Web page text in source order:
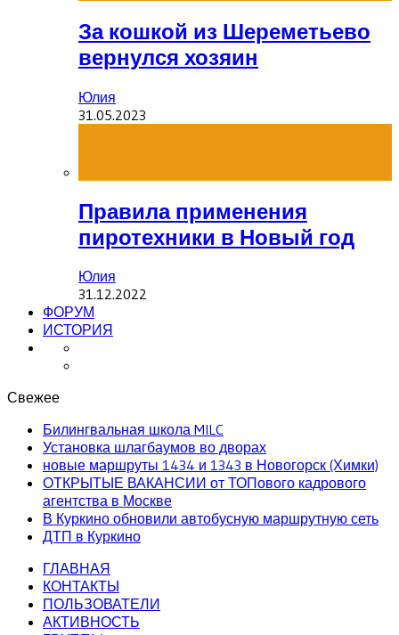
За кошкой из Шереметьево
вернулся хозяин
Юлия
31.05.2023
Правила применения
пиротехники в Новый год
Юлия
31.12.2022
ФОРУМ
ИСТОРИЯ
Свежее
Билингвальная школа MILC
Установка шлагбаумов во дворах
новые маршруты 1434 и 1343 в Новогорск (Химки)
ОТКРЫТЫЕ ВАКАНСИИ от ТОПового кадрового
агентства в Москве
В Куркино обновили автобусную маршрутную сеть
ДТП в Куркино
ГЛАВНАЯ
КОНТАКТЫ
ПОЛЬЗОВАТЕЛИ
АКТИВНОСТЬ